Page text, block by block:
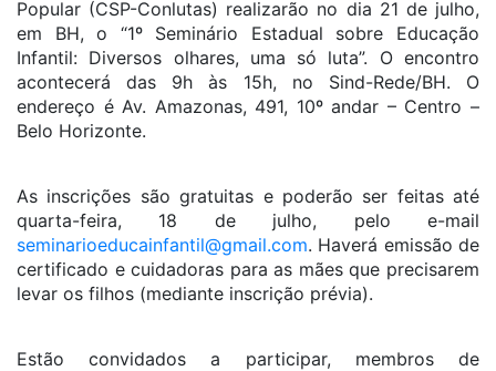
Popular (CSP-Conlutas) realizarão no dia 21 de julho,
em BH, o “1º Seminário Estadual sobre Educação
Infantil: Diversos olhares, uma só luta”. O encontro
acontecerá das 9h às 15h, no Sind-Rede/BH. O
endereço é Av. Amazonas, 491, 10º andar – Centro –
Belo Horizonte.
As inscrições são gratuitas e poderão ser feitas até
quarta-feira, 18 de julho, pelo e-mail
seminarioeducainfantil@gmail.com. Haverá emissão de
certificado e cuidadoras para as mães que precisarem
levar os filhos (mediante inscrição prévia).
Estão convidados a participar, membros de